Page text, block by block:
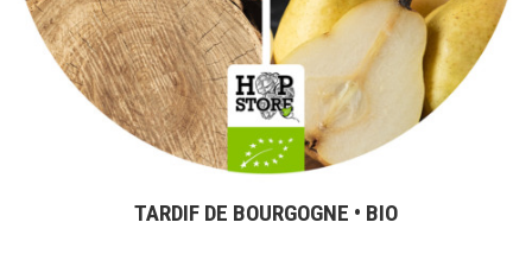
TARDIF DE BOURGOGNE • BIO